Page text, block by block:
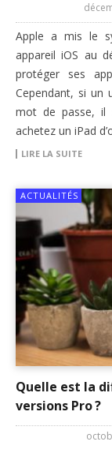
Apple a mis le
appareil iOS au
protéger ses
Cependant, si un
mot de passe, il
achetez un iPad
LIRE LA SUITE
ACTUALITÉS
Quelle est la
versions Pro ?